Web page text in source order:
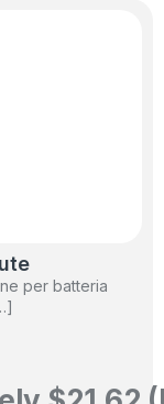
per batteria